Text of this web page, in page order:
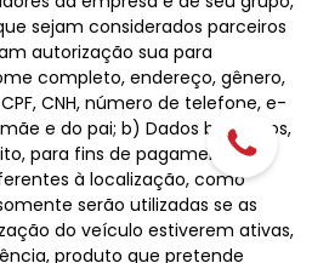
sejam considerados parceiros
autorização sua para
completo, endereço, gênero,
CNH, número de telefone, e-
e do pai; b) Dados bancários,
para fins de pagamento de
à localização, como
serão utilizadas se as
do veículo estiverem ativas,
produto que pretende